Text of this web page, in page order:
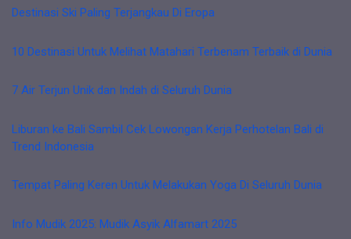
Destinasi Ski Paling Terjangkau Di Eropa
10 Destinasi Untuk Melihat Matahari Terbenam Terbaik di Dunia
7 Air Terjun Unik dan Indah di Seluruh Dunia
Liburan ke Bali Sambil Cek Lowongan Kerja Perhotelan Bali di
Trend Indonesia
Tempat Paling Keren Untuk Melakukan Yoga Di Seluruh Dunia
Info Mudik 2025: Mudik Asyik Alfamart 2025